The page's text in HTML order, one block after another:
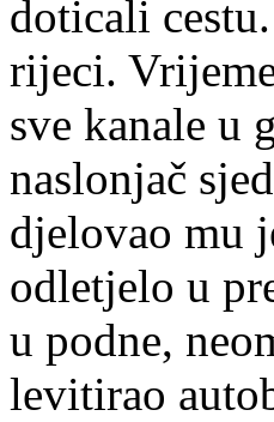
doticali
rijeci.
sve kanale u
naslonjač
djelovao mu
odletjelo u
u podne,
levitirao